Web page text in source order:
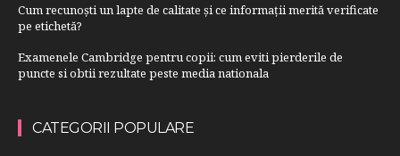
Cum recunoști un lapte de calitate și ce informații merită verificate
pe etichetă?
Examenele Cambridge pentru copii: cum eviti pierderile de
puncte si obtii rezultate peste media nationala
CATEGORII POPULARE